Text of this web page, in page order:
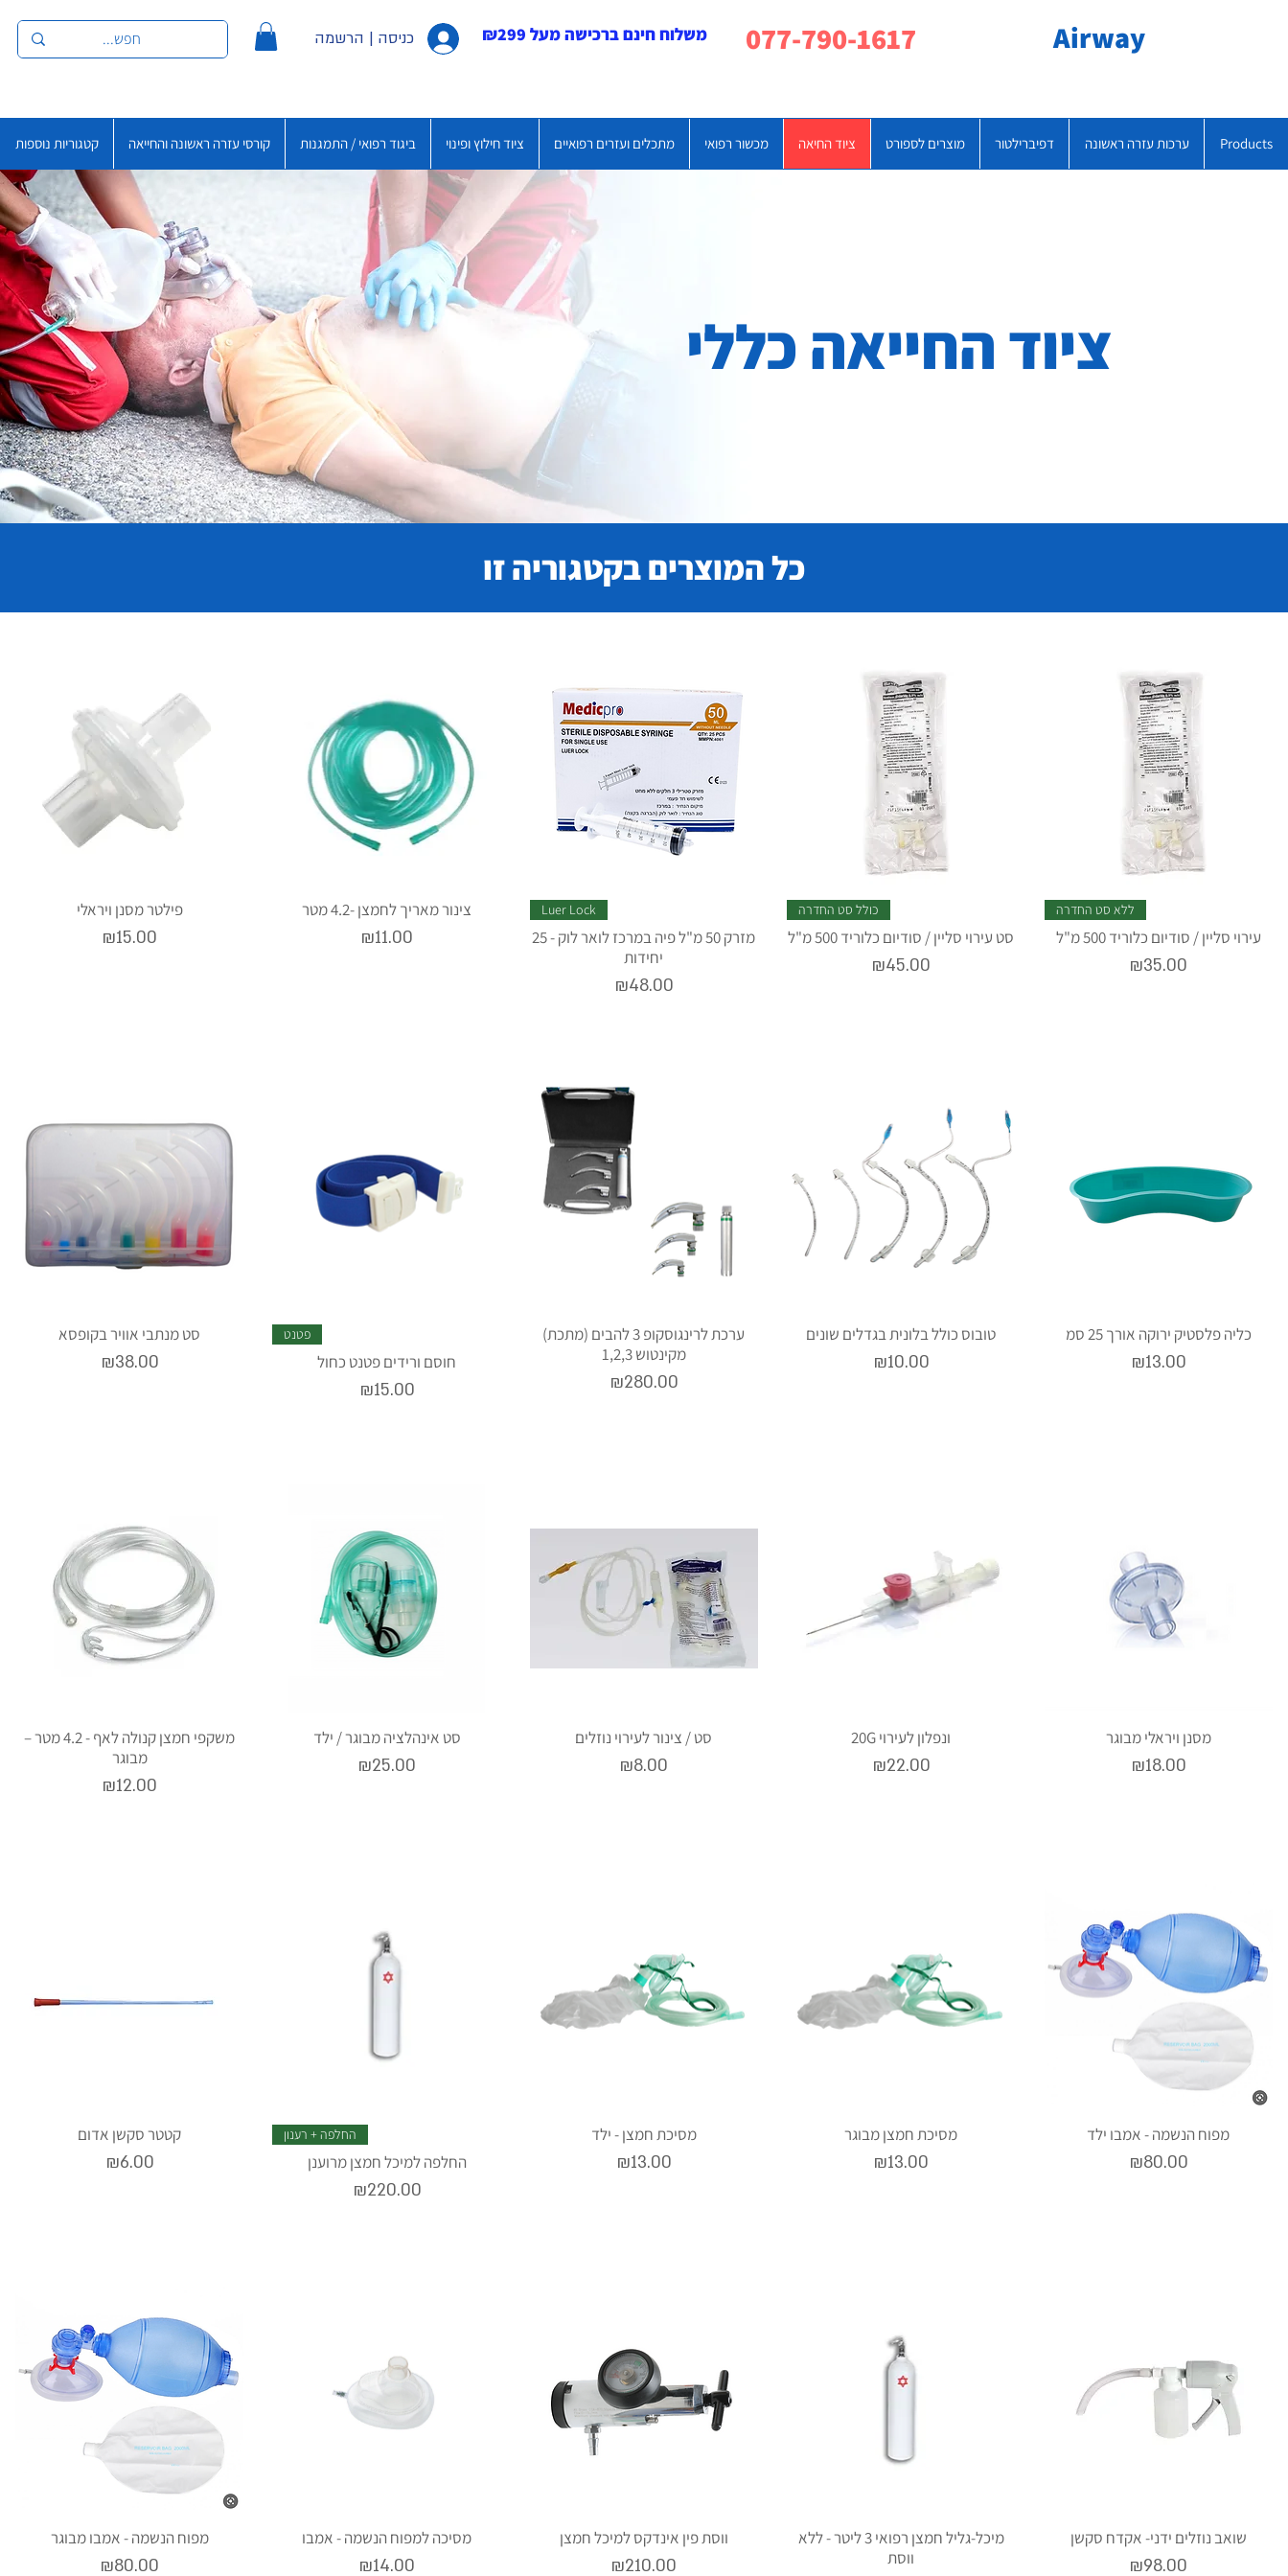
כניסה | הרשמה משלוח חינם ברכישה מעל ₪299 Airway
Products ערכות עזרה ראשונה דפיברילטור מוצרים לספורט ציוד החיאה מכשור רפואי מתכלים ועזרים רפואיים ציוד חילוץ ופינוי ביגוד רפואי / התמגנות קורסי עזרה ראשונה והחייאה קטגוריות נוספות
ציוד החייאה כללי
כל המוצרים בקטגוריה זו
פילטר מסנן ויראלי
Price
₪15.00
צינור מאריך לחמצן -4.2 מטר
Price
₪11.00
Luer Lock
מזרק 50 מ"ל פיה במרכז לואר לוק - 25
יחידות
Price
₪48.00
כולל סט החדרה
סט עירוי סליין / סודיום כלוריד 500 מ"ל
Price
₪45.00
ללא סט החדרה
עירוי סליין / סודיום כלוריד 500 מ"ל
Price
₪35.00
סט מנתבי אוויר בקופסא
Price
₪38.00
פטנט
חוסם ורידים פטנט כחול
Price
₪15.00
ערכת לרינגוסקופ 3 להבים (מתכת)
מקינטוש 1,2,3
Price
₪280.00
טובוס כולל בלונית בגדלים שונים
Price
₪10.00
כליה פלסטיק ירוקה אורך 25 סמ
Price
₪13.00
משקפי חמצן קנולה לאף - 4.2 מטר –
מבוגר
Price
₪12.00
סט אינהלציה מבוגר / ילד
Price
₪25.00
סט / צינור לעירוי נוזלים
Price
₪8.00
20G ונפלון לעירוי
Price
₪22.00
מסנן ויראלי מבוגר
Price
₪18.00
קטטר סקשן אדום
Price
₪6.00
החלפה + רענון
החלפה למיכל חמצן מרוענן
Price
₪220.00
מסיכת חמצן - ילד
Price
₪13.00
מסיכת חמצן מבוגר
Price
₪13.00
מפוח הנשמה - אמבו ילד
Price
₪80.00
מפוח הנשמה - אמבו מבוגר
Price
₪80.00
מסיכה למפוח הנשמה - אמבו
Price
₪14.00
ווסת פין אינדקס למיכל חמצן
Price
₪210.00
מיכל-גליל חמצן רפואי 3 ליטר - ללא
ווסת
שואב נוזלים ידני- אקדח סקשן
Price
₪98.00